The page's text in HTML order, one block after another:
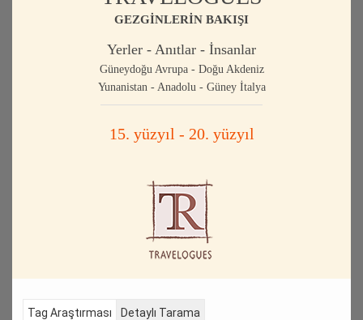
GEZGİNLERİN BAKIŞI
Yerler - Anıtlar - İnsanlar
Güneydoğu Avrupa - Doğu Akdeniz
Yunanistan - Anadolu - Güney İtalya
15. yüzyıl - 20. yüzyıl
Tag Araştırması Detaylı Tarama